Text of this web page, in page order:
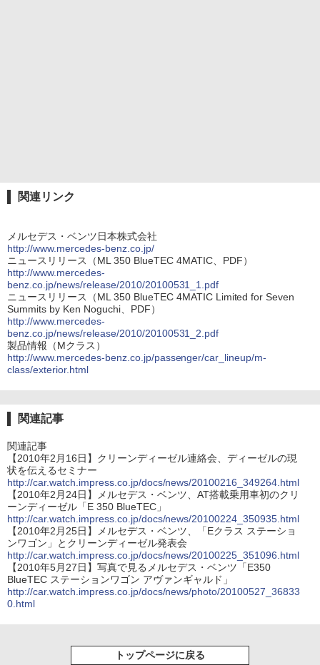
関連リンク
メルセデス・ベンツ日本株式会社
http://www.mercedes-benz.co.jp/
ニュースリリース（ML 350 BlueTEC 4MATIC、PDF）
http://www.mercedes-
benz.co.jp/news/release/2010/20100531_1.pdf
ニュースリリース（ML 350 BlueTEC 4MATIC Limited for Seven
Summits by Ken Noguchi、PDF）
http://www.mercedes-
benz.co.jp/news/release/2010/20100531_2.pdf
製品情報（Mクラス）
http://www.mercedes-benz.co.jp/passenger/car_lineup/m-
class/exterior.html
関連記事
関連記事
【2010年2月16日】クリーンディーゼル連絡会、ディーゼルの現
状を伝えるセミナー
http://car.watch.impress.co.jp/docs/news/20100216_349264.html
【2010年2月24日】メルセデス・ベンツ、AT搭載乗用車初のクリ
ーンディーゼル「E 350 BlueTEC」
http://car.watch.impress.co.jp/docs/news/20100224_350935.html
【2010年2月25日】メルセデス・ベンツ、「Eクラス ステーショ
ンワゴン」とクリーンディーゼル発表会
http://car.watch.impress.co.jp/docs/news/20100225_351096.html
【2010年5月27日】写真で見るメルセデス・ベンツ「E350
BlueTEC ステーションワゴン アヴァンギャルド」
http://car.watch.impress.co.jp/docs/news/photo/20100527_36833
0.html
トップページに戻る